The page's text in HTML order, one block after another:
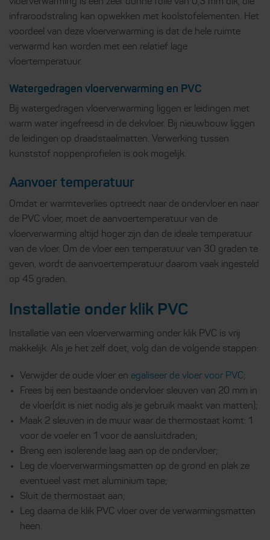
infraroodstraling kan opwekken met koolstofelementen. Het
voordeel van deze vloerverwarming is dat de hele ruimte
verwarmd kan worden met een relatief lage
vloertemperatuur.
Watergedragen vloerverwarming en PVC
Bij watergedragen vloerverwarming liggen er leidingen met
warm water ingefreesd in de dekvloer. Bij nieuwbouw liggen
de leidingen op draadstaalmatten. Verwerking tussen
kunststof noppenprofielen is ook mogelijk.
Aanvoer temperatuur
Omdat er warmteverlies optreedt naar de ondervloer en naar
de PVC vloer, moet de aanvoertemperatuur van de
vloerverwarming altijd hoger zijn dan de ideale temperatuur
van de vloer. Om de vloer een temperatuur van 30 graden te
geven, wordt de aanvoertemperatuur daarom vaak ingesteld
op 45 graden.
Installatie onder klik PVC
Installatie van een vloerverwarming onder klik PVC is vrij
makkelijk. Als je het zelf doet, volg dan de volgende stappen:
Verwijder de oude vloer en egaliseer de vloer voor PVC;
Frees bij een bestaande ondervloer sleuven van 20 mm in
de vloer(dit is niet nodig als je gebruik maakt van matten);
Maak 2 sleuven in de muur waar de thermostaat komt: 1
voor de voeler en 1 voor de aansluitdraden;
Breng een isolerende laag aan op de ondervloer;
Leg de vloerverwarmingsmatten op de grond en plak ze
eventueel vast met aluminium tape;
Sluit de thermostaat aan;
Leg daarna de klik PVC vloer over de verwarmingsmatten
heen.